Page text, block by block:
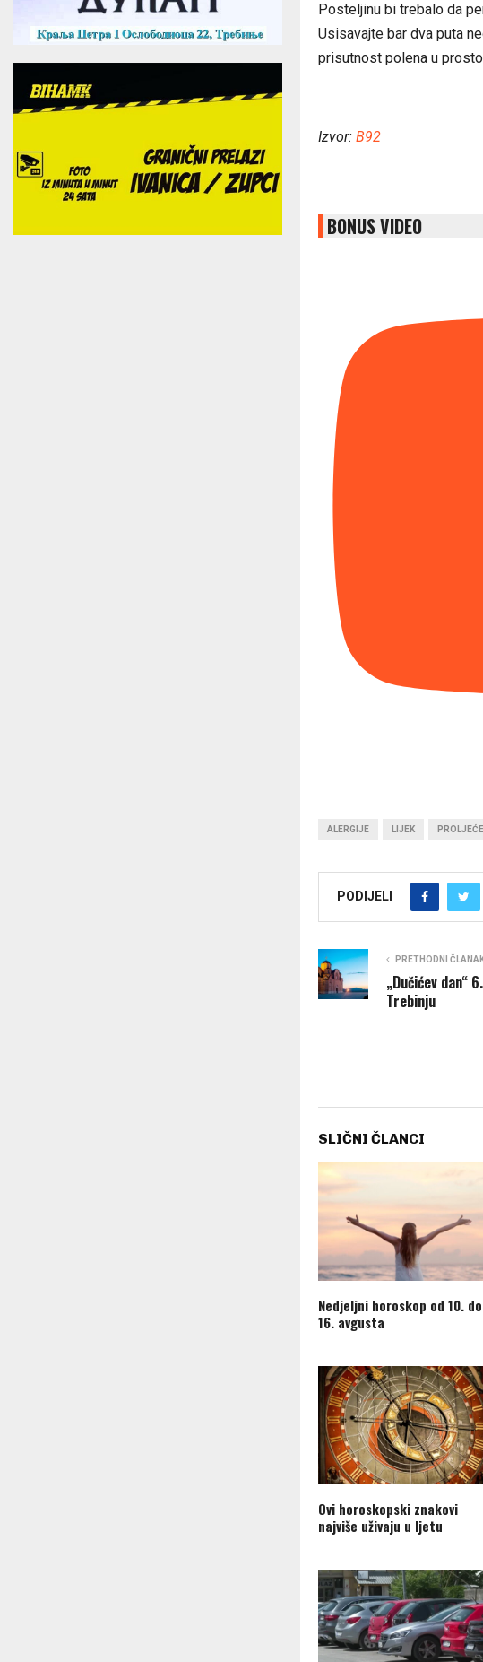
Posteljinu bi trebalo da
Usisavajte bar dva puta
prisutnost polena u
Izvor: B92
BONUS VIDEO
ALERGIJE LIJEK PROLJEĆE
PODIJELI
PRETHODNI
„Dučićev dan“
Trebinju
SLIČNI ČLANCI
Nedjeljni horoskop od 10. do
16. avgusta
Ovi horoskopski znakovi
najviše uživaju u ljetu